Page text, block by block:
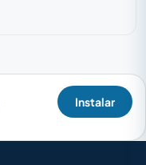
Instalar